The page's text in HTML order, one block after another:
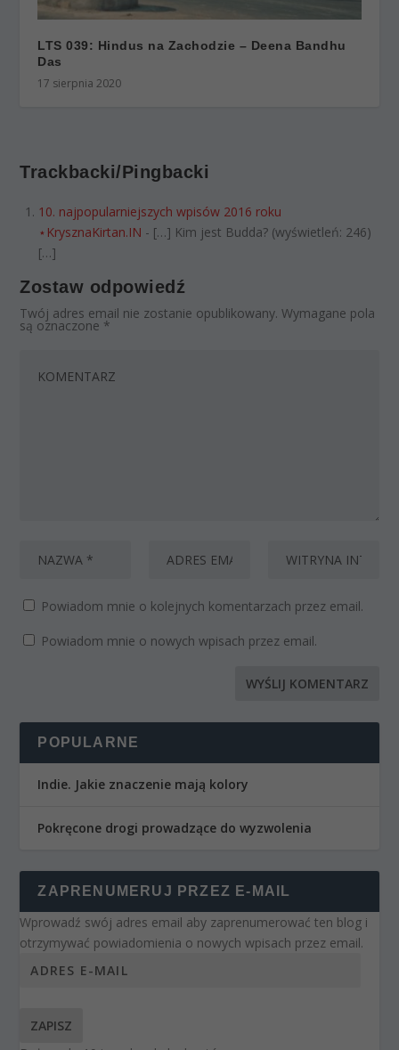
LTS 039: Hindus na Zachodzie – Deena Bandhu
Das
17 sierpnia 2020
Trackbacki/Pingbacki
10. najpopularniejszych wpisów 2016 roku
⋆KrysznaKirtan.IN - […] Kim jest Budda? (wyświetleń: 246)
[…]
Zostaw odpowiedź
Twój adres email nie zostanie opublikowany. Wymagane pola
są oznaczone *
Powiadom mnie o kolejnych komentarzach przez email.
Powiadom mnie o nowych wpisach przez email.
POPULARNE
Indie. Jakie znaczenie mają kolory
Pokręcone drogi prowadzące do wyzwolenia
ZAPRENUMERUJ PRZEZ E-MAIL
Wprowadź swój adres email aby zaprenumerować ten blog i
otrzymywać powiadomienia o nowych wpisach przez email.
ZAPISZ